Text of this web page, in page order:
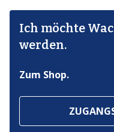
Ich möchte
werden.
Zum Shop.